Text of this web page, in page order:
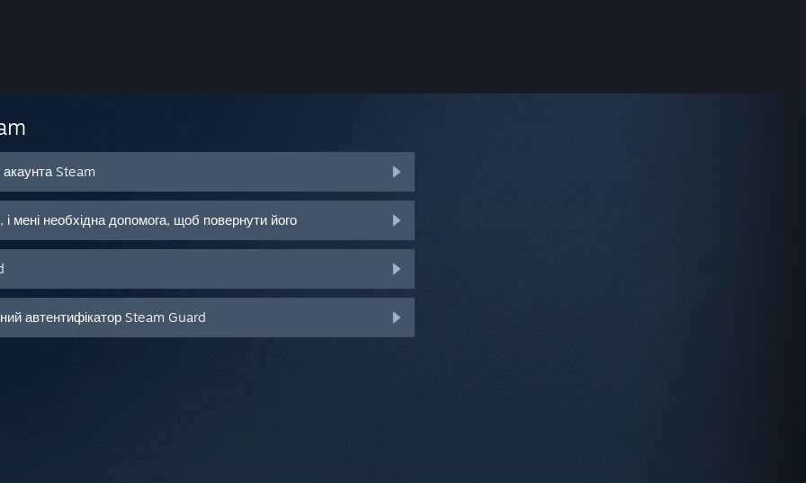
акаунта Steam
мені необхідна допомога, щоб повернути його
автентифікатор Steam Guard